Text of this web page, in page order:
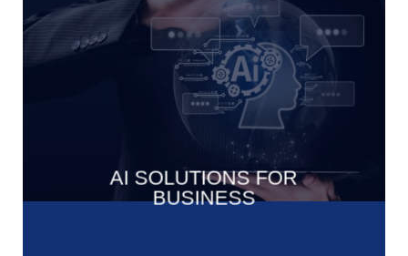
AI SOLUTIONS FOR
BUSINESS